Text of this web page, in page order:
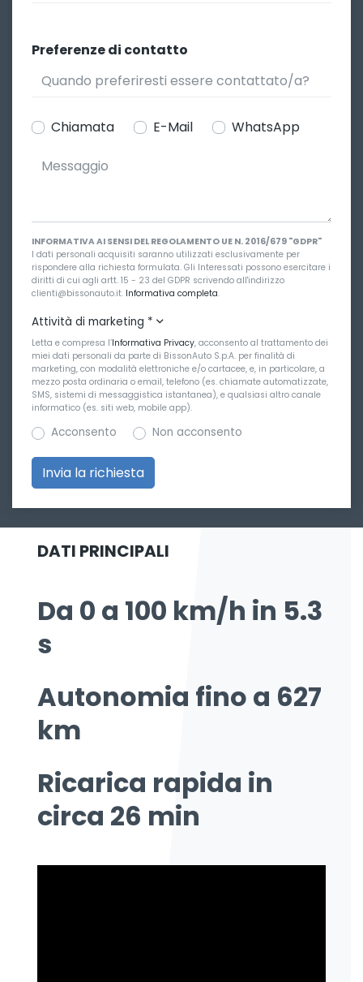
Preferenze di contatto
Chiamata E-Mail WhatsApp
INFORMATIVA AI SENSI DEL REGOLAMENTO UE N. 2016/679 "GDPR"
I dati personali acquisiti saranno utilizzati esclusivamente per
rispondere alla richiesta formulata. Gli Interessati possono esercitare i
diritti di cui agli artt. 15 - 23 del GDPR scrivendo all'indirizzo
clienti@bissonauto.it. Informativa completa.
Attività di marketing *
Letta e compresa l’Informativa Privacy, acconsento al trattamento dei
miei dati personali da parte di BissonAuto S.p.A. per finalità di
marketing, con modalità elettroniche e/o cartacee, e, in particolare, a
mezzo posta ordinaria o email, telefono (es. chiamate automatizzate,
SMS, sistemi di messaggistica istantanea), e qualsiasi altro canale
informatico (es. siti web, mobile app).
Acconsento Non acconsento
DATI PRINCIPALI
Da 0 a 100 km/h in 5.3
s
Autonomia fino a 627
km
Ricarica rapida in
circa 26 min